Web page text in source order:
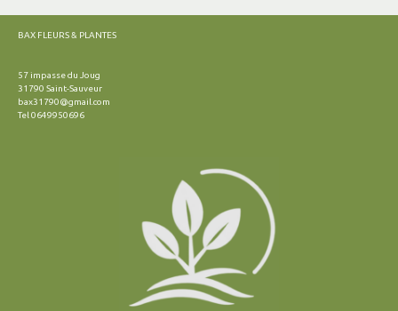
BAX FLEURS & PLANTES
57 impasse du Joug
31790 Saint-Sauveur
bax31790@gmail.com
Tel 0649950696